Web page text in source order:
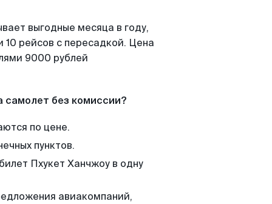
выгодные месяца в году,
рейсов с пересадкой. Цена
9000 рублей
самолет без комиссии?
по цене.
пунктов.
Пхукет Ханчжоу в одну
авиакомпаний,